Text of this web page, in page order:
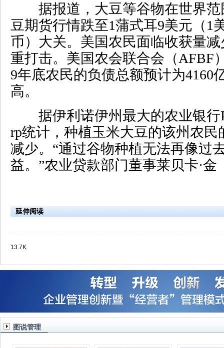
据报道，大豆等谷物在世界范
豆期货行情跌至1蒲式耳9美元（1
币）大关。美国农民面临收获量
重打击。美国农会联合会（AFBF
9年底农民的负债总额预计为4160
高。
据伊利诺伊州最大的农业银行
rp统计，种植玉米大豆的该州农民
减少。“通过谷物种植无法再像过
益。”农业贷款部门董事莱贝卡·金
延伸阅读
13.7K
图说管理